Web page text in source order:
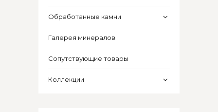
Обработанные камни
Галерея минералов
Сопутствующие товары
Коллекции